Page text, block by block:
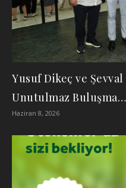
Yusuf Dikeç ve
Unutulmaz Buluşma…
Haziran 8, 2026